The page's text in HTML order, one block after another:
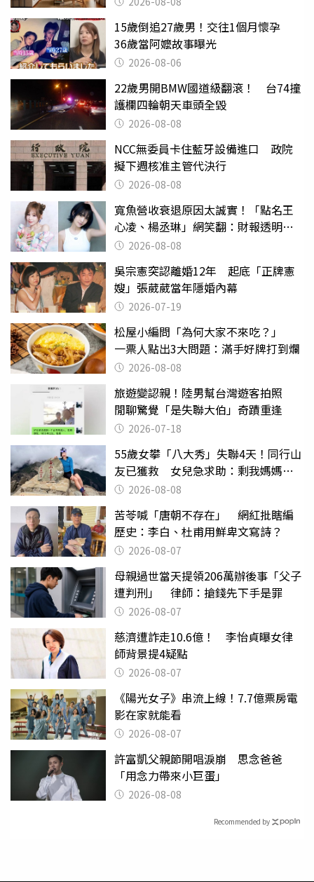
15歲倒追27歲男！交往1個月懷孕
36歲當阿嬤故事曝光
2026-08-06
22歲男開BMW國道級翻滾！ 台74撞
護欄四輪朝天車頭全毀
2026-08-08
NCC無委員卡住藍牙設備進口 政院
擬下週核准主管代決行
2026-08-08
寬魚營收衰退原因太誠實！「點名王
心凌、楊丞琳」網笑翻：財報透明度
滿分2026-08-08
吳宗憲突認離婚12年 起底「正牌憲
嫂」張葳葳當年隱婚內幕
2026-07-19
松屋小編問「為何大家不來吃？」
一票人點出3大問題：滿手好牌打到爛
2026-08-08
旅遊變認親！陸男幫台灣遊客拍照
閒聊驚覺「是失聯大伯」奇蹟重逢
2026-07-18
55歲女攀「八大秀」失聯4天！同行山
友已獲救 女兒急求助：剩我媽媽還
沒找到
2026-08-08
苦苓喊「唐朝不存在」 網紅批瞎編
歷史：李白、杜甫用鮮卑文寫詩？
2026-08-07
母親過世當天提領206萬辦後事「父子
遭判刑」 律師：搶錢先下手是罪
2026-08-07
慈濟遭詐走10.6億！ 李怡貞曝女律
師背景提4疑點
2026-08-07
《陽光女子》串流上線！7.7億票房電
影在家就能看
2026-08-07
許富凱父親節開唱淚崩 思念爸爸
「用念力帶來小巨蛋」
2026-08-08
Recommended by